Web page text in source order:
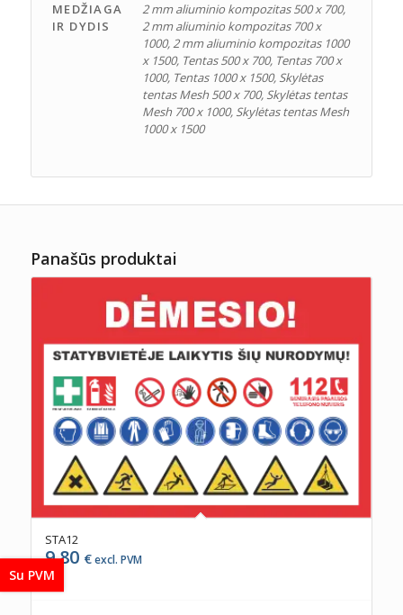
MEDŽIAGA
IR DYDIS
2 mm aliuminio kompozitas 500 x 700,
2 mm aliuminio kompozitas 700 x
1000, 2 mm aliuminio kompozitas 1000
x 1500, Tentas 500 x 700, Tentas 700 x
1000, Tentas 1000 x 1500, Skylėtas
tentas Mesh 500 x 700, Skylėtas tentas
Mesh 700 x 1000, Skylėtas tentas Mesh
1000 x 1500
Panašūs produktai
STA12
9,80 €excl. PVM
Su PVM